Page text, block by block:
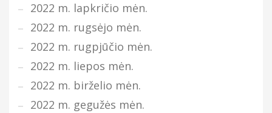
2022 m. lapkričio mėn.
2022 m. rugsėjo mėn.
2022 m. rugpjūčio mėn.
2022 m. liepos mėn.
2022 m. birželio mėn.
2022 m. gegužės mėn.